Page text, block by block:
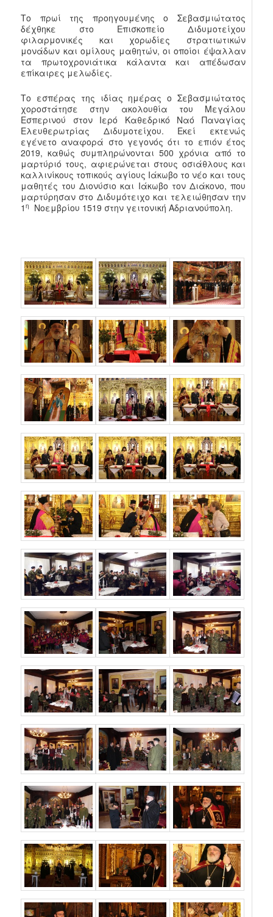
Το πρωί της προηγουμένης ο Σεβασμιώτατος
δέχθηκε στο Επισκοπείο Διδυμοτείχου
φιλαρμονικές και χορωδίες στρατιωτικών
μονάδων και ομίλους μαθητών, οι οποίοι έψαλλαν
τα πρωτοχρονιάτικα κάλαντα και απέδωσαν
επίκαιρες μελωδίες.
Το εσπέρας της ιδίας ημέρας ο Σεβασμιώτατος
χοροστάτησε στην ακολουθία του Μεγάλου
Εσπερινού στον Ιερό Καθεδρικό Ναό Παναγίας
Ελευθερωτρίας Διδυμοτείχου. Εκεί εκτενώς
εγένετο αναφορά στο γεγονός ότι το επιόν έτος
2019, καθώς συμπληρώνονται 500 χρόνια από το
μαρτύριό τους, αφιερώνεται στους οσιάθλους και
καλλινίκους τοπικούς αγίους Ιάκωβο το νέο και τους
μαθητές του Διονύσιο και Ιάκωβο τον Διάκονο, που
μαρτύρησαν στο Διδυμότειχο και τελειώθησαν την
1η Νοεμβρίου 1519 στην γειτονική Αδριανούπολη.